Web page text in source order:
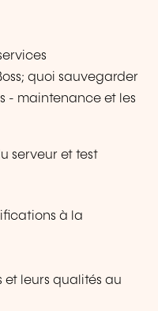
quoi sauvegarder
- maintenance et les
serveur et test
à la
et leurs qualités au